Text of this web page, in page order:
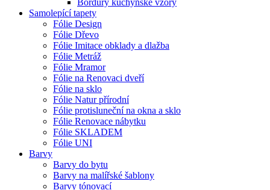
Samolepící tapety
Fólie Design
Fólie Dřevo
Fólie Imitace obklady a dlažba
Fólie Metráž
Fólie Mramor
Fólie na Renovaci dveří
Fólie na sklo
Fólie Natur přírodní
Fólie protisluneční na okna a sklo
Fólie Renovace nábytku
Fólie SKLADEM
Fólie UNI
Barvy
Barvy do bytu
Barvy na malířské šablony
Barvy tónovací